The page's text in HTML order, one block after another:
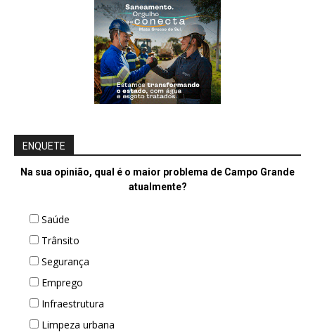
ENQUETE
Na sua opinião, qual é o maior problema de Campo Grande
atualmente?
Saúde
Trânsito
Segurança
Emprego
Infraestrutura
Limpeza urbana